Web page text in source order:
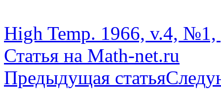
High Temp. 1966, v.4, №1,
Статья на Math-net.ru
Предыдущая статья